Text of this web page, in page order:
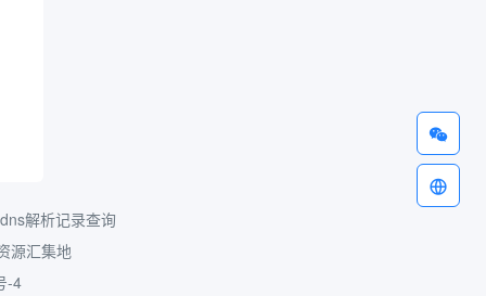
解析记录查询
源汇集地
-4